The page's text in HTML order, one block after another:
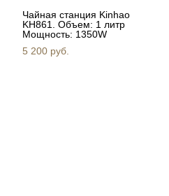
Чайная станция Kinhao
KH861. Объем: 1 литр
Мощность: 1350W
5 200 pуб.